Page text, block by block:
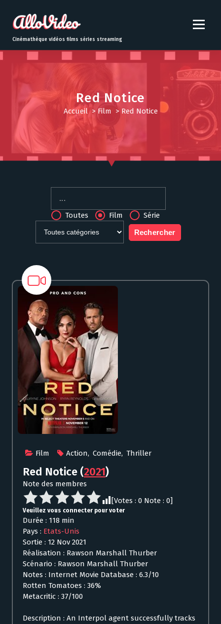
t
o
Cinémathèque vidéos films séries streaming
Red Notice
Accueil>Film > Red Notice
Toutes Film Série
Film Action, Comédie, Thriller
Red Notice (2021)
Note des membres
[Votes : 0 Note : 0]
Veuillez vous connecter pour voter
Durée : 118 min
Pays : Etats-Unis
Sortie : 12 Nov 2021
Réalisation : Rawson Marshall Thurber
Scénario : Rawson Marshall Thurber
Notes : Internet Movie Database : 6.3/10
Rotten Tomatoes : 36%
Metacritic : 37/100
Description : An Interpol agent successfully tracks